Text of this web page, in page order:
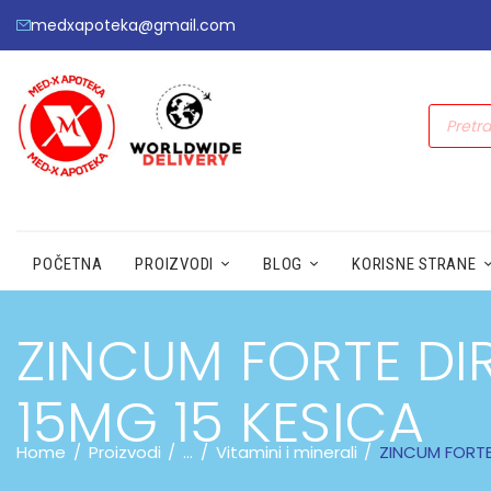
medxapoteka@gmail.com
POČETNA PROIZVODI BLOG KORISNE STRANE
ZINCUM FORTE
15MG 15 KESICA
Home Proizvodi ... Vitamini i minerali ZINCUM